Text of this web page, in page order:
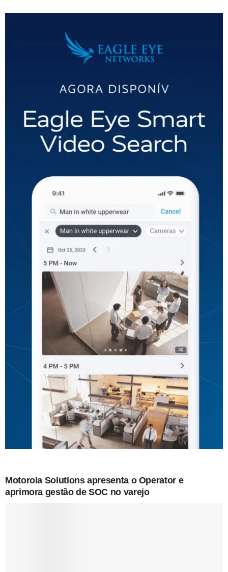
Motorola Solutions apresenta o Operator e
aprimora gestão de SOC no varejo